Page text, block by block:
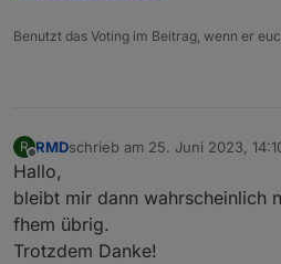
Benutzt das Voting im Beitrag, wenn er
R
Offline
RMDschrieb am 25. Juni 2023,
zuletzt editiert von
Hallo,
bleibt mir dann wahrscheinlich
fhem übrig.
Trotzdem Danke!